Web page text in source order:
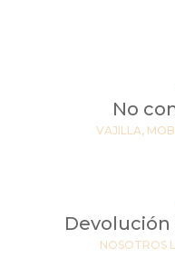
No
VAJILLA,
Devolución
NOSOTROS